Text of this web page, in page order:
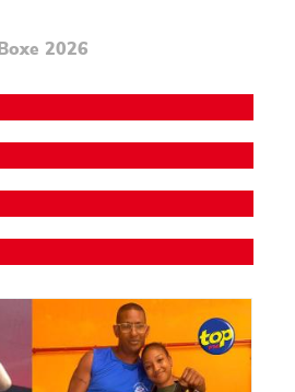
Boxe 2026